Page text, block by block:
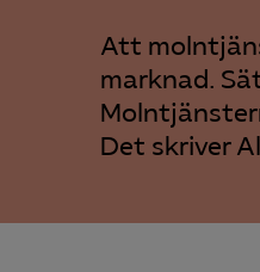
Att
marknad.
Det skriver